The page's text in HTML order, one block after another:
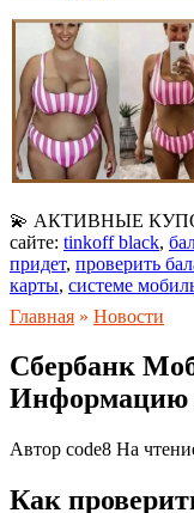
💫 АКТИВНЫЕ
сайте: tinkoff black,
придет, проверить
карты, системе
Главная » Новости
Сбербанк
Информацию
Автор code8 На
Как